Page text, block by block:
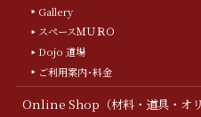
Gallery
スペースＭＵＲＯ
Dojo 道場
ご利用案内･料金
Online Shop（材料・道具・オリ